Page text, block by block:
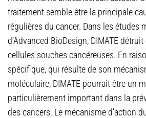
traitement semble être la principale
régulières du cancer. Dans les études
d’Advanced BioDesign, DIMATE
cellules souches cancéreuses. En
spécifique, qui résulte de son
moléculaire, DIMATE pourrait être un
particulièrement important dans la
des cancers. Le mécanisme d’action